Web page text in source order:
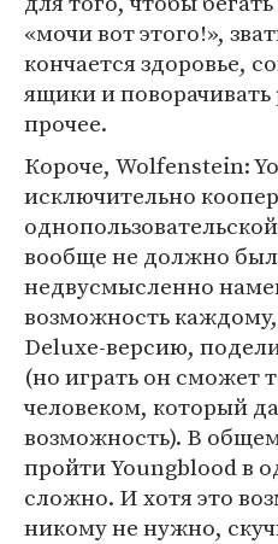
«мочи вот этого!»,
кончается здоровье,
ящики и поворачивать
прочее.
Короче, Wolfenstein:
исключительно
вообще не должно
недвусмысленно
возможность
Deluxe-версию,
(но играть он сможет
человеком, который
возможность). В
пройти Youngblood в
сложно. И хотя это
никому не нужно,